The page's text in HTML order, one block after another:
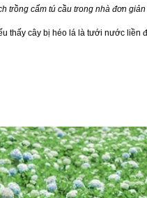
trồng cẩm tú cầu trong nhà đơn giản
thấy cây bị héo lá là tưới nước liền